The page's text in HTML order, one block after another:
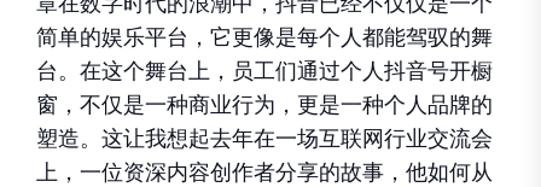
简单的娱乐平台，它更像是每个人都能驾驭的舞
台。在这个舞台上，员工们通过个人抖音号开橱
窗，不仅是一种商业行为，更是一种个人品牌的
塑造。这让我想起去年在一场互联网行业交流会
上，一位资深内容创作者分享的故事，他如何从